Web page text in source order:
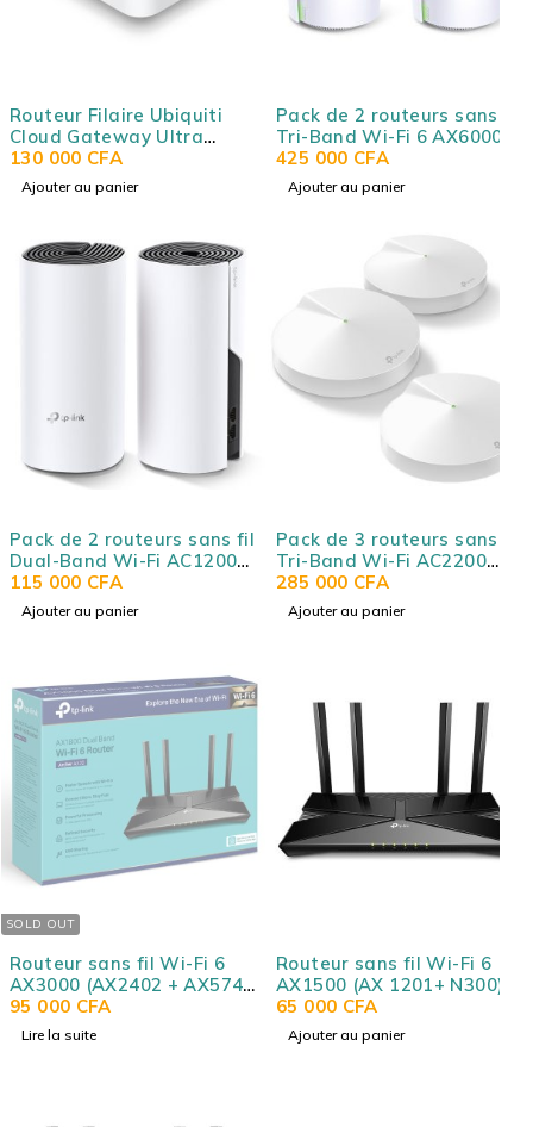
Routeur Filaire Ubiquiti
Cloud Gateway Ultra
(UCG-ULTRA) avec 4 ports
LAN 10/100/1000 Mbps + 1
port WAN 2.5 Gbps
130 000 CFA
Ajouter au panier
Pack de 2 routeurs sans fil
Tri-Band Wi-Fi 6 AX6000
(AX4804 + A 1201 +
AX574) Mesh avec port
LAN 2.5 GbE - TP-LINK
425 000 CFA
Ajouter au panier
Pack de 2 routeurs sans fil
Dual-Band Wi-Fi AC1200
(AC867 + N300) MESH avec
2 ports gigabit - TP-LINK
deco M4 (Pack de 2)
115 000 CFA
Ajouter au panier
Pack de 3 routeurs sans fil
Tri-Band Wi-Fi AC2200
(AC867 + AC867 + N400)
MESH + 2 ports Gigabit
Ethernet - Couverture Wi-
285 000 CFA
Ajouter au panier
SOLD OUT
Routeur sans fil Wi-Fi 6
AX3000 (AX2402 + AX574)
1 port WAN Gigabit + 4
ports LAN Gigabit - TP-
95 000 CFA
Lire la suite
Routeur sans fil Wi-Fi 6
AX1500 (AX 1201+ N300) 1
port WAN Gigabit + 4
ports LAN Gigabit - TP-
LINK Archer AX10 / AX1500
65 000 CFA
Ajouter au panier